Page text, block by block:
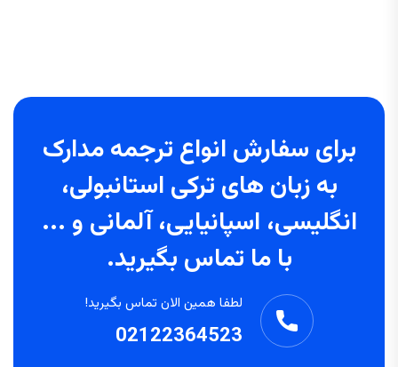
برای سفارش انواع ترجمه مدارک
به زبان های ترکی استانبولی،
انگلیسی، اسپانیایی، آلمانی و ...
با ما تماس بگیرید.
لطفا همین الان تماس بگیرید!
02122364523